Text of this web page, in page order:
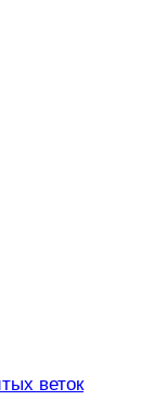
веток